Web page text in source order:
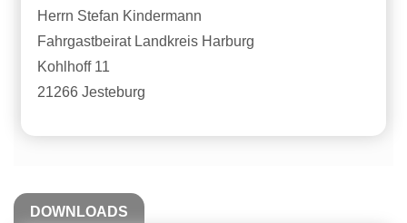
Herrn Stefan Kindermann
Fahrgastbeirat Landkreis Harburg
Kohlhoff 11
21266 Jesteburg
DOWNLOADS